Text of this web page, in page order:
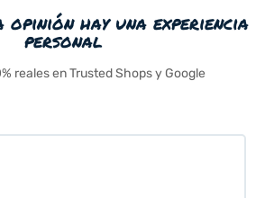
opinión hay una experiencia
personal
reales en Trusted Shops y Google